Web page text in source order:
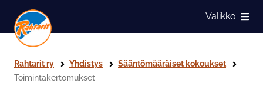
Siirry sivun sisältöön
Näytä
Valikko
Rahtarit ry Yhdistys
Sääntömääräiset kokoukset
Toimintakertomukset